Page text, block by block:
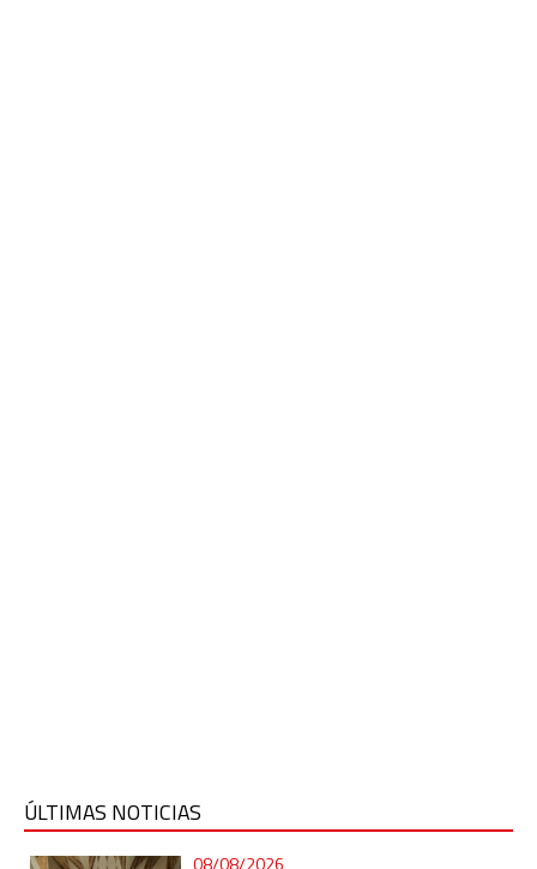
ÚLTIMAS NOTICIAS
08/08/2026